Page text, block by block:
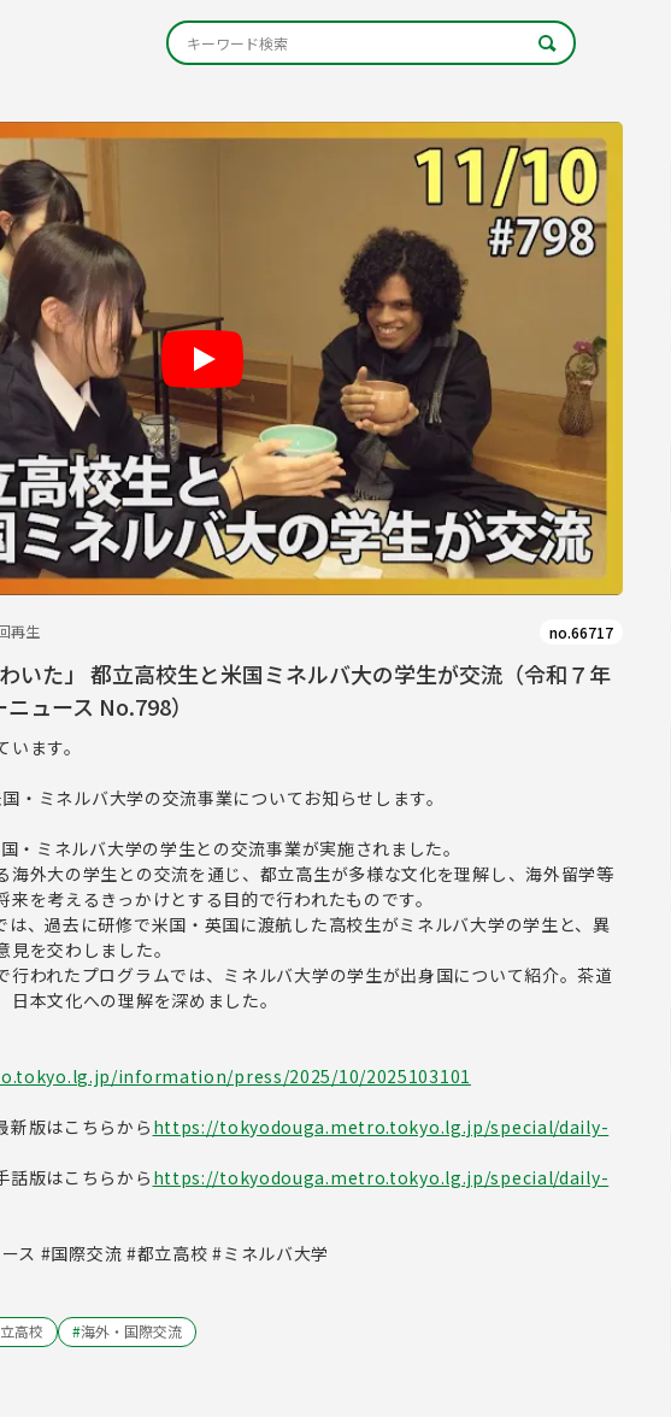
再生 no.66717
いた」 都立高校生と米国ミネルバ大の学生が交流（令和７年
ュース No.798）
ます。
・ミネルバ大学の交流事業についてお知らせします。
・ミネルバ大学の学生との交流事業が実施されました。
海外大の学生との交流を通じ、都立高生が多様な文化を理解し、海外留学等
を考えるきっかけとする目的で行われたものです。
は、過去に研修で米国・英国に渡航した高校生がミネルバ大学の学生と、異
を交わしました。
行われたプログラムでは、ミネルバ大学の学生が出身国について紹介。茶道
本文化への理解を深めました。
information/press/2025/10/2025103101
新版はこちらから https://tokyodouga.metro.tokyo.lg.jp/special/daily-
話版はこちらから https://tokyodouga.metro.tokyo.lg.jp/special/daily-
ス #国際交流 #都立高校 #ミネルバ大学
高校 #海外・国際交流